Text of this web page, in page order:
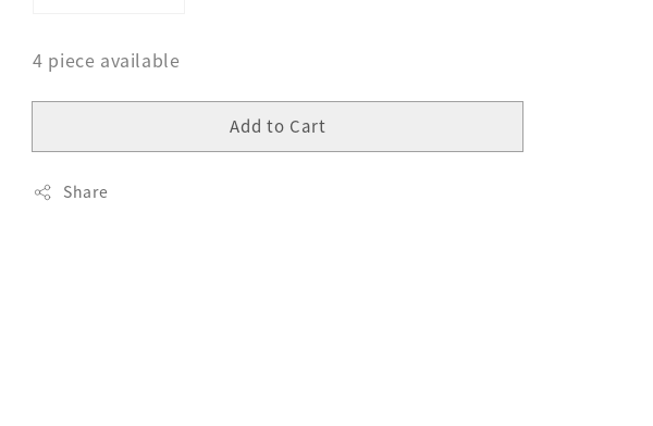
4 piece available
Add to Cart
Share